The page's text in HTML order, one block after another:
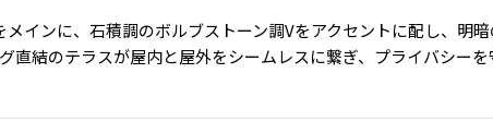
メインに、石積調のボルブストーン調Vをアクセントに配し、明
直結のテラスが屋内と屋外をシームレスに繋ぎ、プライバシー